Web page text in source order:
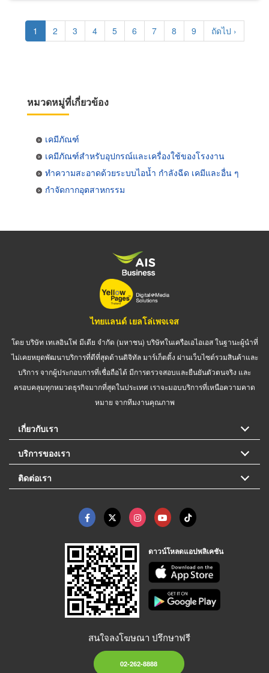
Pagination
Current
page
1 Page
2 Page
3 Page
4 Page
5 Page
6 Page
7 Page
8 Page
9
Next
page
ถัดไป ›
หมวดหมู่ที่เกี่ยวข้อง
เคมีภัณฑ์
เคมีภัณฑ์สำหรับอุปกรณ์และเครื่องใช้ของโรงงาน
ทำความสะอาดด้วยระบบไอน้ำ กำลังฉีด เคมีและอื่น ๆ
กำจัดกากอุตสาหกรรม
ไทยแลนด์ เยลโล่เพจเจส
โดย บริษัท เทเลอินโฟ มีเดีย จำกัด (มหาชน) บริษัทในเครือเอไอเอส ในฐานะผู้นำที่
ไม่เคยหยุดพัฒนาบริการที่ดีที่สุดด้านดิจิทัล มาร์เก็ตติ้ง ผ่านเว็บไซต์รวมสินค้าและ
บริการ จากผู้ประกอบการที่เชื่อถือได้ มีการตรวจสอบและยืนยันตัวตนจริง และ
ครอบคลุมทุกหมวดธุรกิจมากที่สุดในประเทศ เราจะมอบบริการที่เหนือความคาด
หมาย จากทีมงานคุณภาพ
เกี่ยวกับเรา
บริการของเรา
ติดต่อเรา
ดาวน์โหลดแอปพลิเคชัน
สนใจลงโฆษณา ปรึกษาฟรี
02-262-8888